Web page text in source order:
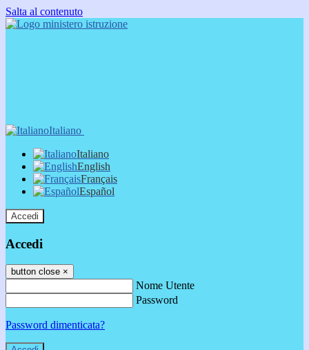
Salta al contenuto
Italiano
Italiano
English
Français
Español
Accedi
Accedi
button close ×
Nome Utente
Password
Password dimenticata?